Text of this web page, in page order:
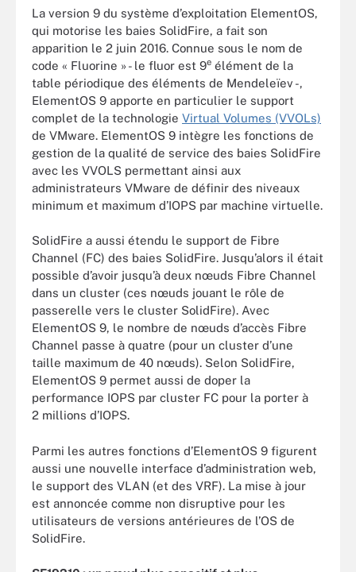
La version 9 du système d’exploitation ElementOS,
qui motorise les baies SolidFire, a fait son
apparition le 2 juin 2016. Connue sous le nom de
code « Fluorine » - le fluor est 9e élément de la
table périodique des éléments de Mendeleïev -,
ElementOS 9 apporte en particulier le support
complet de la technologie Virtual Volumes (VVOLs)
de VMware. ElementOS 9 intègre les fonctions de
gestion de la qualité de service des baies SolidFire
avec les VVOLS permettant ainsi aux
administrateurs VMware de définir des niveaux
minimum et maximum d’IOPS par machine virtuelle.
SolidFire a aussi étendu le support de Fibre
Channel (FC) des baies SolidFire. Jusqu’alors il était
possible d’avoir jusqu’à deux nœuds Fibre Channel
dans un cluster (ces nœuds jouant le rôle de
passerelle vers le cluster SolidFire). Avec
ElementOS 9, le nombre de nœuds d’accès Fibre
Channel passe à quatre (pour un cluster d’une
taille maximum de 40 nœuds). Selon SolidFire,
ElementOS 9 permet aussi de doper la
performance IOPS par cluster FC pour la porter à
2 millions d’IOPS.
Parmi les autres fonctions d’ElementOS 9 figurent
aussi une nouvelle interface d’administration web,
le support des VLAN (et des VRF). La mise à jour
est annoncée comme non disruptive pour les
utilisateurs de versions antérieures de l’OS de
SolidFire.